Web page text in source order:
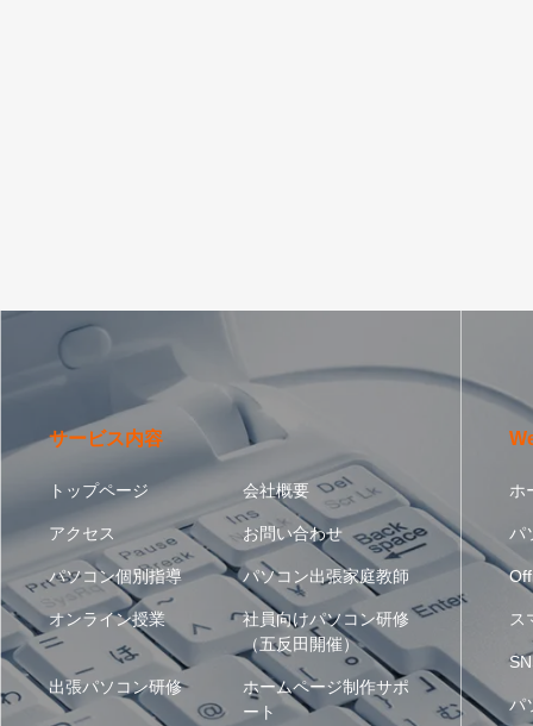
サービス内容
トップページ 会社概要
アクセス お問い合わせ
パソコン個別指導 パソコン出張家庭教師
オンライン授業
社員向けパソコン研修
（五反田開催）
出張パソコン研修
ホームページ制作サポ
ート
ホ
パ
ス
パ